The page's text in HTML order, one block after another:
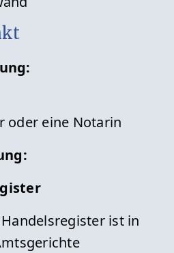
oder eine Notarin
ist in